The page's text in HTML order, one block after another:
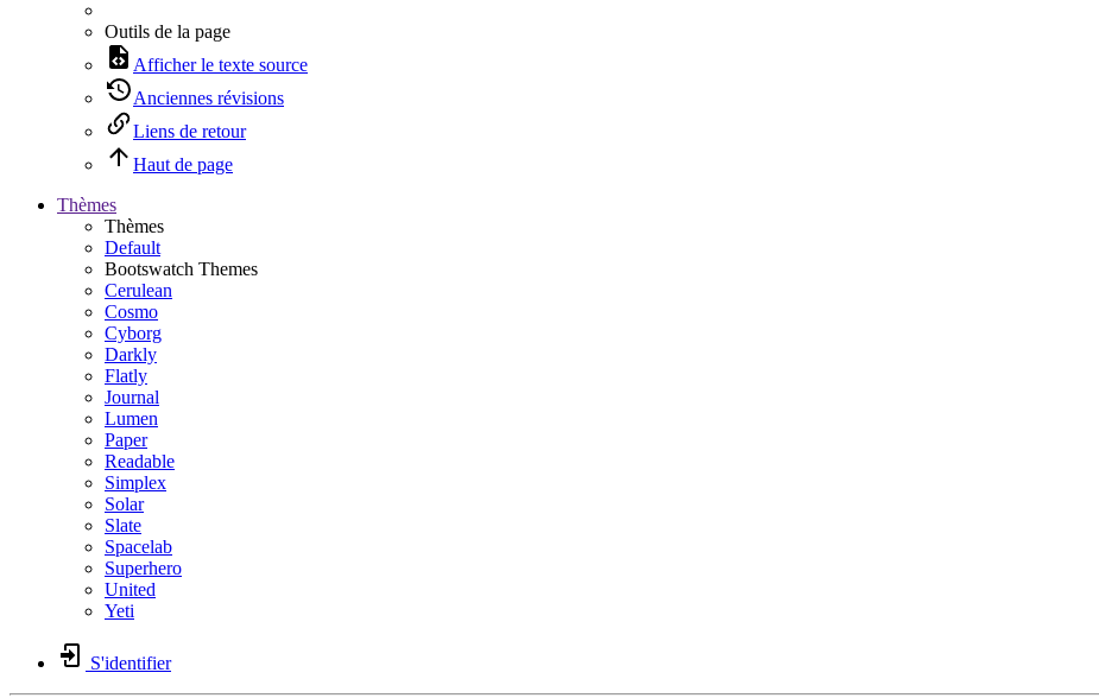
Outils de la page
Afficher le texte source
Anciennes révisions
Liens de retour
Haut de page
Thèmes
Thèmes
Default
Bootswatch Themes
Cerulean
Cosmo
Cyborg
Darkly
Flatly
Journal
Lumen
Paper
Readable
Simplex
Solar
Slate
Spacelab
Superhero
United
Yeti
S'identifier